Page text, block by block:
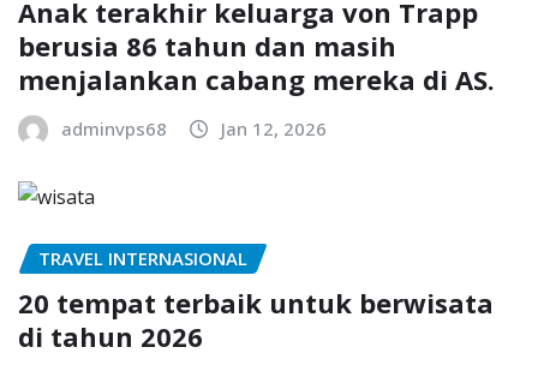
Anak terakhir keluarga von Trapp
berusia 86 tahun dan masih
menjalankan cabang mereka di AS.
adminvps68 Jan 12, 2026
TRAVEL INTERNASIONAL
20 tempat terbaik untuk berwisata
di tahun 2026